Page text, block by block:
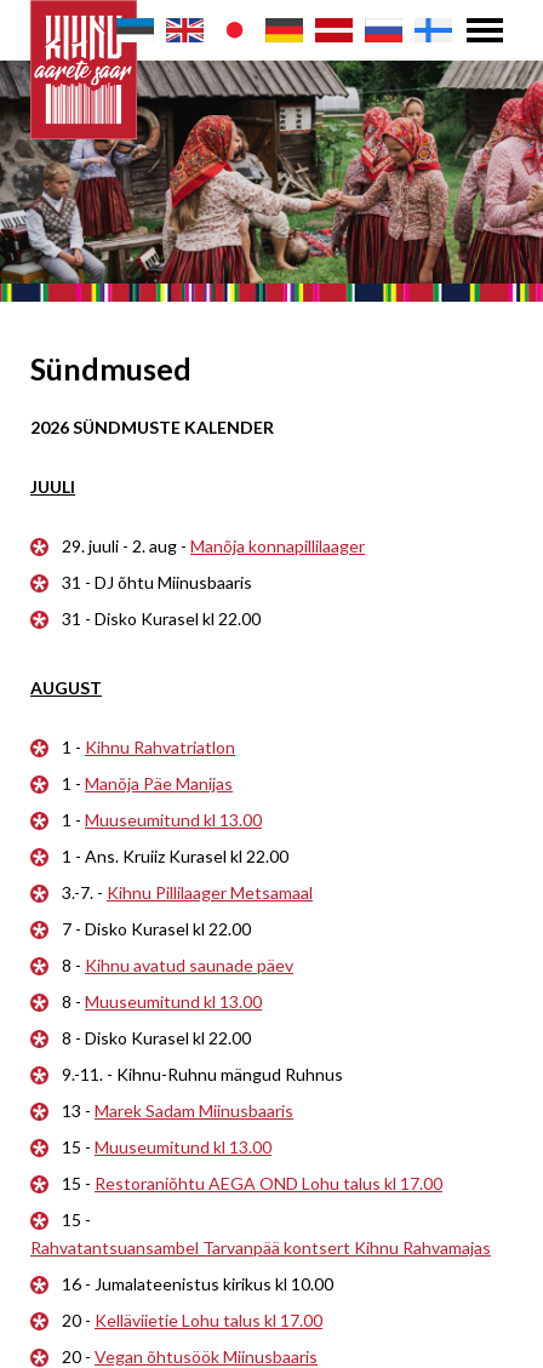
Sündmused
2026 SÜNDMUSTE KALENDER
JUULI
29. juuli - 2. aug - Manõja konnapillilaager
31 - DJ õhtu Miinusbaaris
31 - Disko Kurasel kl 22.00
AUGUST
1 - Kihnu Rahvatriatlon
1 - Manõja Päe Manijas
1 - Muuseumitund kl 13.00
1 - Ans. Kruiiz Kurasel kl 22.00
3.-7. - Kihnu Pillilaager Metsamaal
7 - Disko Kurasel kl 22.00
8 - Kihnu avatud saunade päev
8 - Muuseumitund kl 13.00
8 - Disko Kurasel kl 22.00
9.-11. - Kihnu-Ruhnu mängud Ruhnus
13 - Marek Sadam Miinusbaaris
15 - Muuseumitund kl 13.00
15 - Restoraniõhtu AEGA OND Lohu talus kl 17.00
15 -
Rahvatantsuansambel Tarvanpää kontsert Kihnu Rahvamajas
16 - Jumalateenistus kirikus kl 10.00
20 - Kelläviietie Lohu talus kl 17.00
20 - Vegan õhtusöök Miinusbaaris